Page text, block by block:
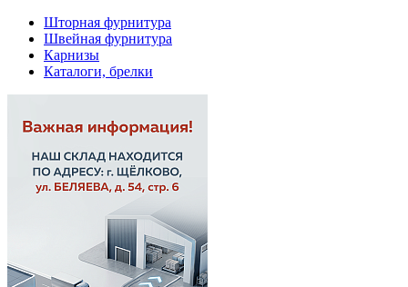
Шторная фурнитура
Швейная фурнитура
Карнизы
Каталоги, брелки